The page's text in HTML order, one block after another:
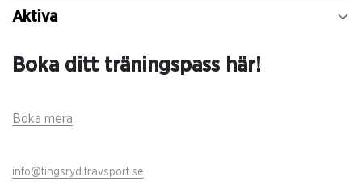
Aktiva
Boka ditt träningspass här!
Boka mera
info@tingsryd.travsport.se